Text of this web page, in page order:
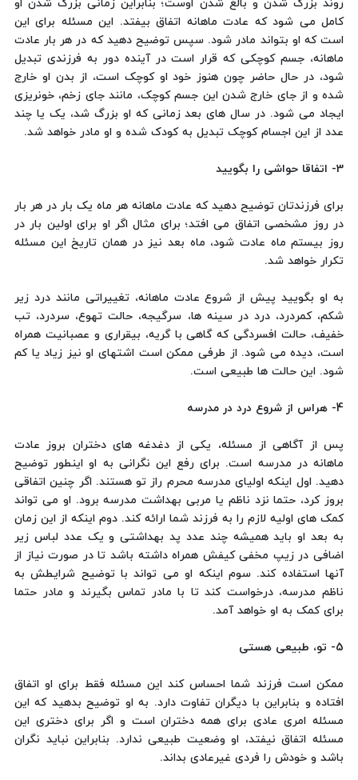
روند بزرگ شدن و بالغ شدن اوست؛ بنابراین زمانی بزرگ شدن او
کامل می شود که عادت ماهانه اتفاق بیفتد. این مسئله برای این
است که او بتواند مادر شود. سپس توضیح دهید که در هر بار عادت
ماهانه، جسم کوچکی که قرار است در آینده دور به فرزندی تبدیل
شود، در حال حاضر چون هنوز خود او کوچک است، از بدن او خارج
شده و از جای خارج شدن این جسم کوچک، مانند جای زخم، خونریزی
ایجاد می شود. در سال های بعد زمانی که او بزرگ شد، یک یا چند
عدد از این اجسام کوچک تبدیل به کودک شده و او مادر خواهد شد.
3- اتفاقا حواشی را بگویید
برای فرزندتان توضیح دهید که عادت ماهانه هر ماه یک بار در هر بار
در روز مشخصی اتفاق می افتد؛ برای مثال اگر او برای اولین بار در
روز بیستم ماه عادت شود، ماه بعد نیز در همان تاریخ این مسئله
تکرار خواهد شد.
به او بگویید پیش از شروع عادت ماهانه، تغییراتی مانند درد زیر
شکم، کمردرد، درد در سینه ها، سرگیجه، حالت تهوع، سردرد، تب
خفیف، حالت افسردگی که گاهی با گریه، بیقراری و عصبانیت همراه
است، دیده می شود. از طرفی ممکن است اشتهای او نیز زیاد یا کم
شود. این حالت ها طبیعی است.
4- هراس از شروع درد در مدرسه
پس از آگاهی از مسئله، یکی از دغدغه های دختران بروز عادت
ماهانه در مدرسه است. برای رفع این نگرانی به او اینطور توضیح
دهید. اول اینکه اولیای مدرسه محرم راز تو هستند. اگر چنین اتفاقی
بروز کرد، حتما نزد ناظم یا مربی بهداشت مدرسه برود. او می تواند
کمک های اولیه لازم را به فرزند شما ارائه کند. دوم اینکه از این زمان
به بعد او باید همیشه چند عدد پد بهداشتی و یک عدد لباس زیر
اضافی در زیپ مخفی کیفش همراه داشته باشد تا در صورت نیاز از
آنها استفاده کند. سوم اینکه او می تواند با توضیح شرایطش به
ناظم مدرسه، درخواست کند تا با مادر تماس بگیرند و مادر حتما
برای کمک به او خواهد آمد.
5- تو، طبیعی هستی
ممکن است فرزند شما احساس کند این مسئله فقط برای او اتفاق
افتاده و بنابراین با دیگران تفاوت دارد. به او توضیح بدهید که این
مسئله امری عادی برای همه دختران است و اگر برای دختری این
مسئله اتفاق نیفتد، او وضعیت طبیعی ندارد. بنابراین نباید نگران
باشد و خودش را فردی غیرعادی بداند.